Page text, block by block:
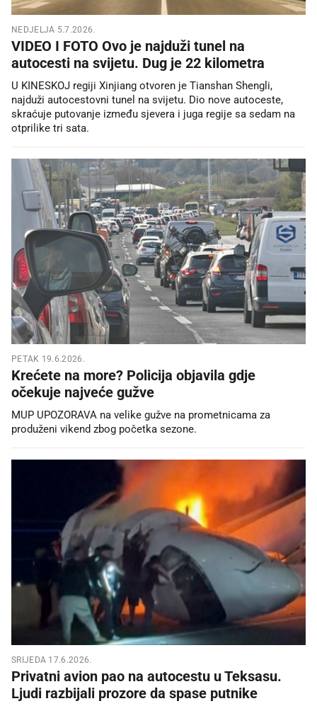
NEDJELJA 5.7.2026.
VIDEO I FOTO Ovo je najduži tunel na
autocesti na svijetu. Dug je 22 kilometra
U KINESKOJ regiji Xinjiang otvoren je Tianshan Shengli,
najduži autocestovni tunel na svijetu. Dio nove autoceste,
skraćuje putovanje između sjevera i juga regije sa sedam na
otprilike tri sata.
PETAK 19.6.2026.
Krećete na more? Policija objavila gdje
očekuje najveće gužve
MUP UPOZORAVA na velike gužve na prometnicama za
produženi vikend zbog početka sezone.
SRIJEDA 17.6.2026.
Privatni avion pao na autocestu u Teksasu.
Ljudi razbijali prozore da spase putnike